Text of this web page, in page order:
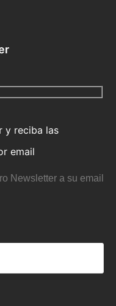
y reciba las
email
Newsletter a su email